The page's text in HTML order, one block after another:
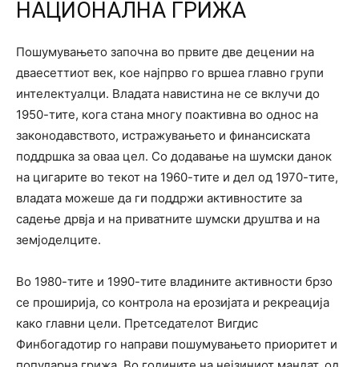
НАЦИОНАЛНА ГРИЖА
Пошумувањето започна во првите две децении на
дваесеттиот век, кое најпрво го вршеа главно групи
интелектуалци. Владата навистина не се вклучи до
1950-тите, кога стана многу поактивна во однос на
законодавството, истражувањето и финансиската
поддршка за оваа цел. Со додавање на шумски данок
на цигарите во текот на 1960-тите и дел од 1970-тите,
владата можеше да ги поддржи активностите за
садење дрвја и на приватните шумски друштва и на
земјоделците.
Во 1980-тите и 1990-тите владините активности брзо
се проширија, со контрола на ерозијата и рекреација
како главни цели. Претседателот Вигдис
Финбогадотир го направи пошумувањето приоритет и